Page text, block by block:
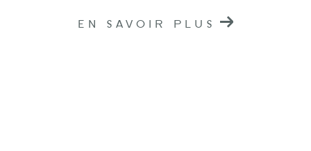
EN SAVOIR PLUS